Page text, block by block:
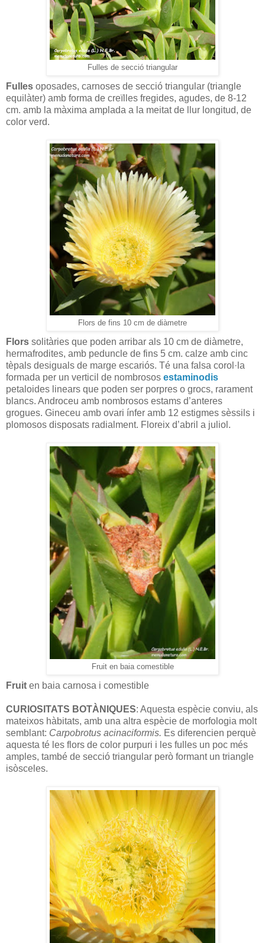
Fulles de secció triangular
Fulles oposades, carnoses de secció triangular (triangle
equilàter) amb forma de creïlles fregides, agudes, de 8-12
cm. amb la màxima amplada a la meitat de llur longitud, de
color verd.
Flors de fins 10 cm de diàmetre
Flors solitàries que poden arribar als 10 cm de diàmetre,
hermafrodites, amb peduncle de fins 5 cm. calze amb cinc
tèpals desiguals de marge escariós. Té una falsa corol·la
formada per un verticil de nombrosos estaminodis
petaloides linears que poden ser porpres o grocs, rarament
blancs. Androceu amb nombrosos estams d’anteres
grogues. Gineceu amb ovari ínfer amb 12 estigmes sèssils i
plomosos disposats radialment. Floreix d’abril a juliol.
Fruit en baia comestible
Fruit en baia carnosa i comestible
CURIOSITATS BOTÀNIQUES: Aquesta espècie conviu, als
mateixos hàbitats, amb una altra espècie de morfologia molt
semblant: Carpobrotus acinaciformis. Es diferencien perquè
aquesta té les flors de color purpuri i les fulles un poc més
amples, també de secció triangular però formant un triangle
isòsceles.